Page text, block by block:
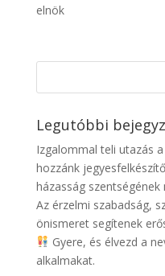
elnök
Legutóbbi
Izgalommal teli utazás
hozzánk
házasság
Az érzelmi szabadság,
önismeret segítenek
Gyere, és élvezd a
alkalmakat.